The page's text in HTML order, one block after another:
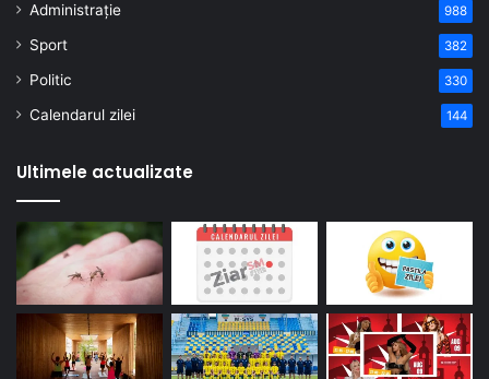
Administrație 988
Sport 382
Politic 330
Calendarul zilei 144
Ultimele actualizate